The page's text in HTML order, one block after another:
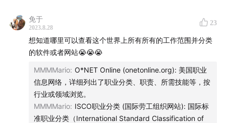
免于
2023.8.28
23
想知道哪里可以查看这个世界上所有所有的工作范围并分类
的软件或者网站😭😭😭
MMMMario: O*NET Online (onetonline.org): 美国职业
信息网络，详细列出了职业分类、职责、所需技能等，按
行业或领域浏览。
MMMMario: ISCO职业分类 (国际劳工组织网站): 国际标
准职业分类（International Standard Classification of